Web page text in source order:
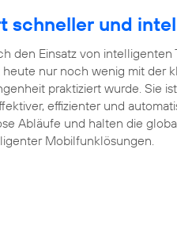
schneller und
den Einsatz von intelligenten
nur noch wenig mit der
praktiziert wurde. Sie
effizienter und
Abläufe und halten die
Mobilfunklösungen.